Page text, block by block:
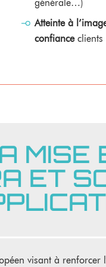
générale…)
Atteinte à
confiance clients
MISE
ET
visant à renforcer